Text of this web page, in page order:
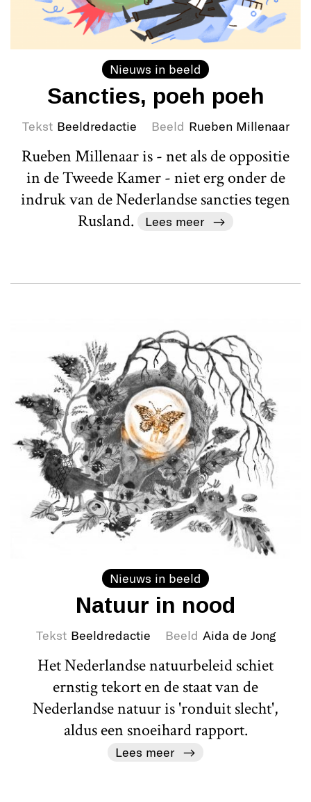
Nieuws in beeld
Sancties, poeh poeh
Tekst Beeldredactie Beeld Rueben Millenaar
Rueben Millenaar is - net als de oppositie
in de Tweede Kamer - niet erg onder de
indruk van de Nederlandse sancties tegen
Rusland.
Lees meer
Nieuws in beeld
Natuur in nood
Tekst Beeldredactie Beeld Aida de Jong
Het Nederlandse natuurbeleid schiet
ernstig tekort en de staat van de
Nederlandse natuur is 'ronduit slecht',
aldus een snoeihard rapport.
Lees meer